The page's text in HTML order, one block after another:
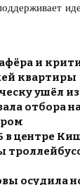
и
квартиры
ушёл
отбора
в центре
осудила